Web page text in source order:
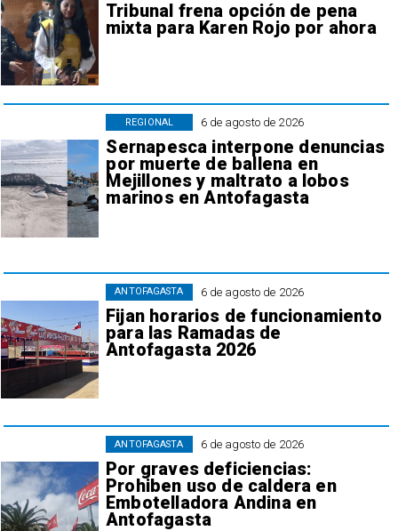
Tribunal frena opción de pena
mixta para Karen Rojo por ahora
6 de agosto de 2026
Sernapesca interpone denuncias
por muerte de ballena en
Mejillones y maltrato a lobos
marinos en Antofagasta
REGIONAL
6 de agosto de 2026
Fijan horarios de funcionamiento
para las Ramadas de
Antofagasta 2026
ANTOFAGASTA
6 de agosto de 2026
Por graves deficiencias:
Prohiben uso de caldera en
Embotelladora Andina en
Antofagasta
ANTOFAGASTA